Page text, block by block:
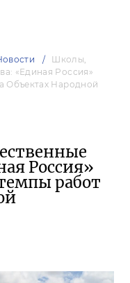
Школы,
«Единая Россия»
Объектах Народной
Россия»
работ